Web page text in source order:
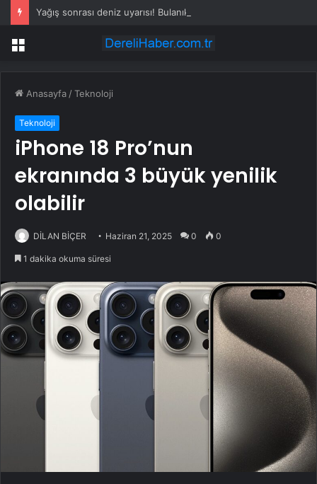
Menü
Anasayfa /Teknoloji
Teknoloji
iPhone 18 Pro’nun
ekranında 3 büyük yenilik
olabilir
DİLAN BİÇER Haziran 21, 2025 0 0
1 dakika okuma süresi